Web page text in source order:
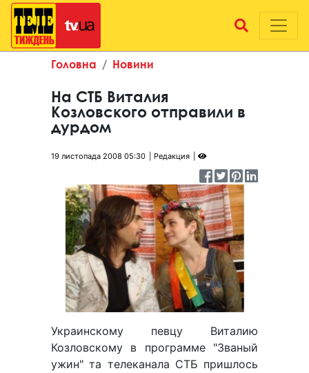
Головна Новини
На СТБ Виталия
Козловского отправили в
дурдом
19 листопада 2008 05:30 Редакция
Украинскому певцу Виталию
Козловскому в программе "Званый
ужин" та телеканала СТБ пришлось